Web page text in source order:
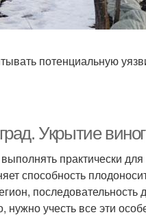
потенциальную
Укрытие
практически
способность
последовательность
учесть все эти